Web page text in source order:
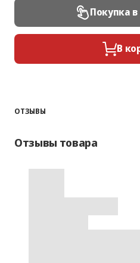
Покупка
В
ОТЗЫВЫ
Отзывы товара